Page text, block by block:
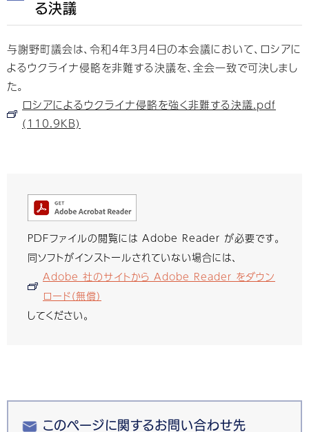
る決議
与謝野町議会は、令和4年3月4日の本会議において、ロシアに
よるウクライナ侵略を非難する決議を、全会一致で可決しまし
た。
ロシアによるウクライナ侵略を強く非難する決議.pdf
(110.9KB)
PDFファイルの閲覧には Adobe Reader が必要です。
同ソフトがインストールされていない場合には、
Adobe 社のサイトから Adobe Reader をダウン
ロード（無償）
してください。
このページに関するお問い合わせ先